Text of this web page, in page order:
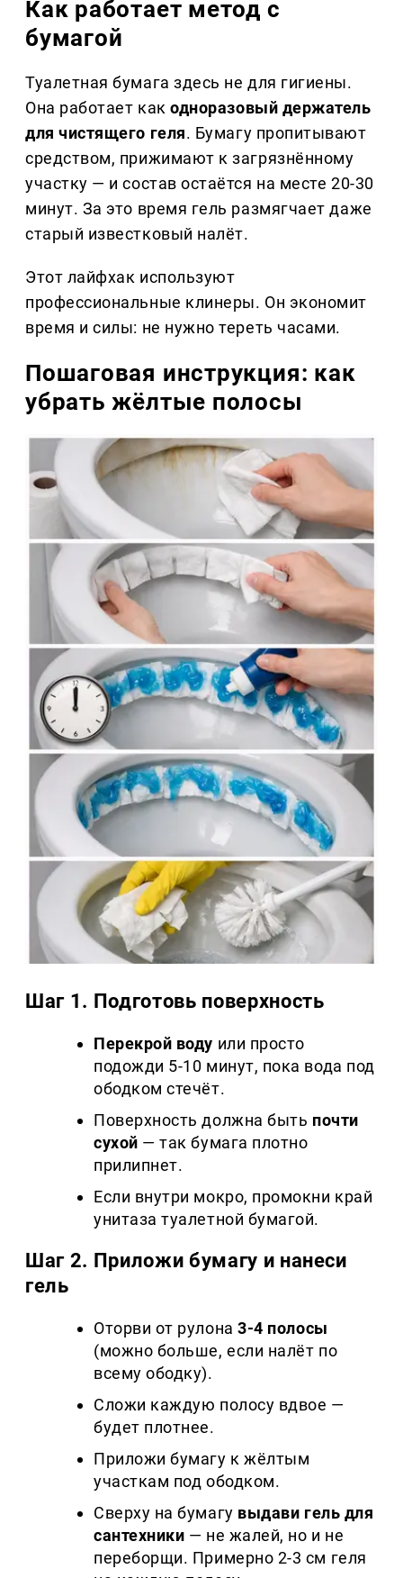
Как работает метод с
бумагой
Туалетная бумага здесь не для гигиены.
Она работает какодноразовый держатель
для чистящего геля. Бумагу пропитывают
средством, прижимают к загрязнённому
участку — и состав остаётся на месте 20-30
минут. За это время гель размягчает даже
старый известковый налёт.
Этот лайфхак используют
профессиональные клинеры. Он экономит
время и силы: не нужно тереть часами.
Пошаговая инструкция: как
убрать жёлтые полосы
Шаг 1. Подготовь поверхность
Перекрой воду или просто
подожди 5-10 минут, пока вода под
ободком стечёт.
Поверхность должна быть почти
сухой — так бумага плотно
прилипнет.
Если внутри мокро, промокни край
унитаза туалетной бумагой.
Шаг 2. Приложи бумагу и нанеси
гель
Оторви от рулона3-4 полосы
(можно больше, если налёт по
всему ободку).
Сложи каждую полосу вдвое —
будет плотнее.
Приложи бумагу к жёлтым
участкам под ободком.
Сверху на бумагу выдави гель для
сантехники — не жалей, но и не
переборщи. Примерно 2-3 см геля